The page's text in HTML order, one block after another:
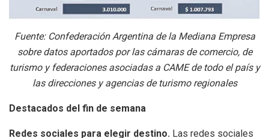
Fuente: Confederación Argentina de la Mediana Empresa
sobre datos aportados por las cámaras de comercio, de
turismo y federaciones asociadas a CAME de todo el país y
las direcciones y agencias de turismo regionales
Destacados del fin de semana
Redes sociales para elegir destino. Las redes sociales